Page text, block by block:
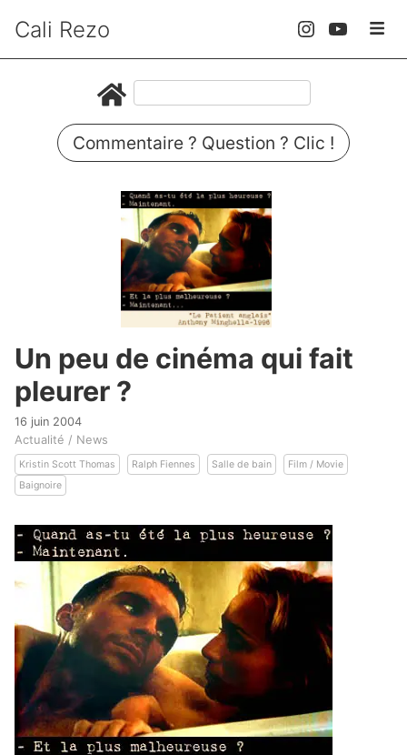
Cali Rezo
Commentaire ? Question ? Clic !
Un peu de cinéma qui fait
pleurer ?
16 juin 2004
Actualité / News
Kristin Scott Thomas Ralph Fiennes Salle de bain
Film / Movie
Baignoire